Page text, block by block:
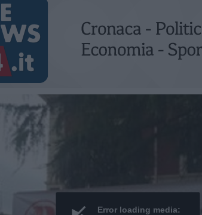
Error loading media: